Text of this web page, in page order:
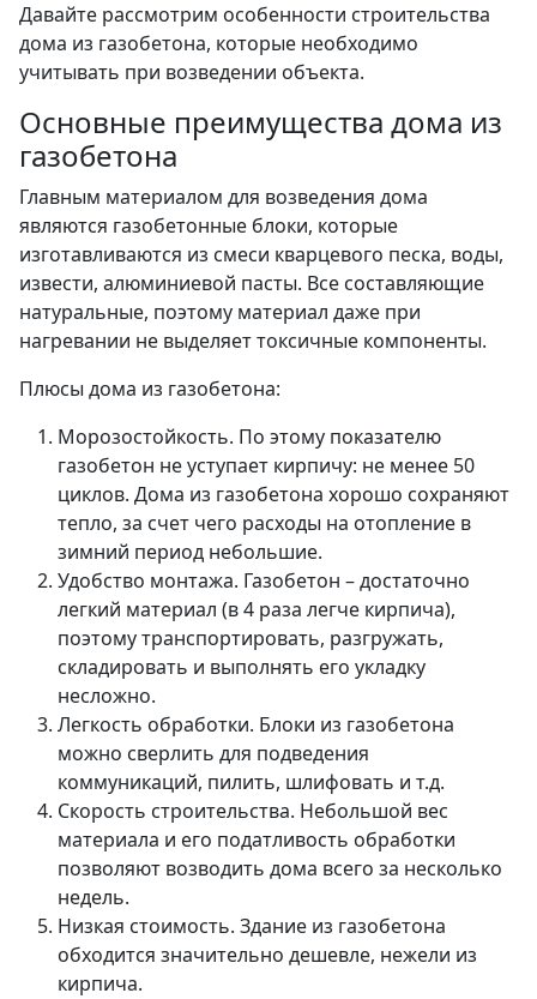
Давайте рассмотрим особенности строительства
дома из газобетона, которые необходимо
учитывать при возведении объекта.
Основные преимущества дома из
газобетона
Главным материалом для возведения дома
являются газобетонные блоки, которые
изготавливаются из смеси кварцевого песка, воды,
извести, алюминиевой пасты. Все составляющие
натуральные, поэтому материал даже при
нагревании не выделяет токсичные компоненты.
Плюсы дома из газобетона:
Морозостойкость. По этому показателю
газобетон не уступает кирпичу: не менее 50
циклов. Дома из газобетона хорошо сохраняют
тепло, за счет чего расходы на отопление в
зимний период небольшие.
Удобство монтажа. Газобетон – достаточно
легкий материал (в 4 раза легче кирпича),
поэтому транспортировать, разгружать,
складировать и выполнять его укладку
несложно.
Легкость обработки. Блоки из газобетона
можно сверлить для подведения
коммуникаций, пилить, шлифовать и т.д.
Скорость строительства. Небольшой вес
материала и его податливость обработки
позволяют возводить дома всего за несколько
недель.
Низкая стоимость. Здание из газобетона
обходится значительно дешевле, нежели из
кирпича.